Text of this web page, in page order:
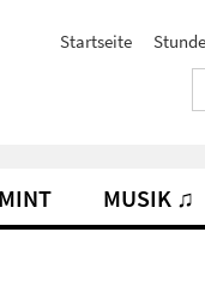
Startseite
MUSIK ♫